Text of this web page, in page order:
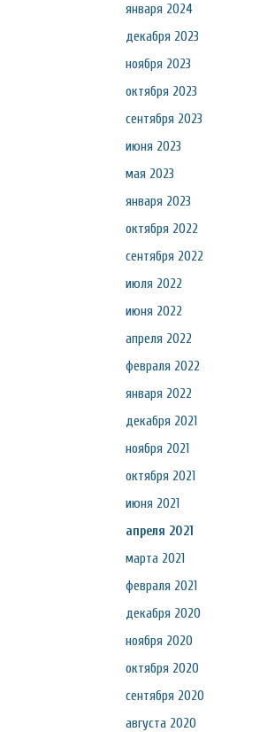
января 2024
декабря 2023
ноября 2023
октября 2023
сентября 2023
июня 2023
мая 2023
января 2023
октября 2022
сентября 2022
июля 2022
июня 2022
апреля 2022
февраля 2022
января 2022
декабря 2021
ноября 2021
октября 2021
июня 2021
апреля 2021
марта 2021
февраля 2021
декабря 2020
ноября 2020
октября 2020
сентября 2020
августа 2020